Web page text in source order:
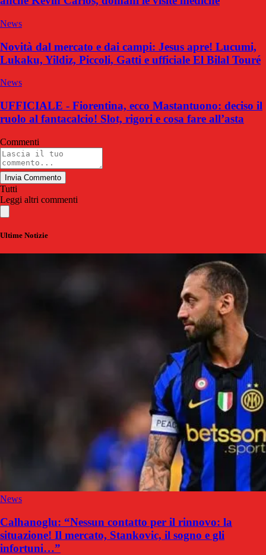
News
Novità dal mercato e dai campi: Jesus apre! Lucumi,
Lukaku, Yildiz, Piccoli, Gatti e ufficiale El Bilal Touré
News
UFFICIALE - Fiorentina, ecco Mastantuono: deciso il
ruolo al fantacalcio! Slot, rigori e cosa fare all’asta
Commenti
Invia Commento
Tutti
Leggi altri commenti
Ultime Notizie
News
Calhanoglu: “Nessun contatto per il rinnovo: la
situazione! Il mercato, Stankovic, il sogno e gli
infortuni…”